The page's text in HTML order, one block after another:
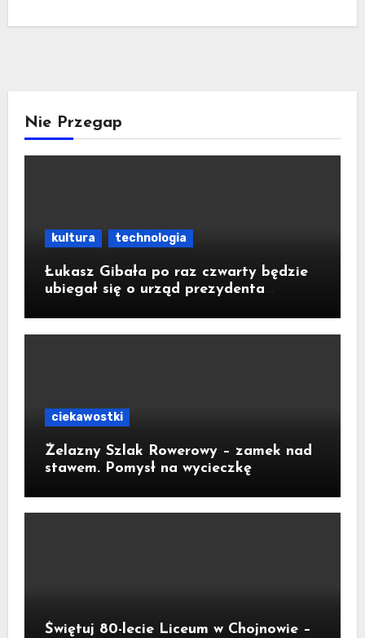
Nie Przegap
kultura technologia
Łukasz Gibała po raz czwarty będzie
ubiegał się o urząd prezydenta
ciekawostki
Żelazny Szlak Rowerowy – zamek nad
stawem. Pomysł na wycieczkę
Świętuj 80-lecie Liceum w Chojnowie –